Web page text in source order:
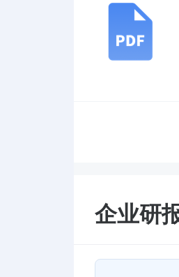
企业研